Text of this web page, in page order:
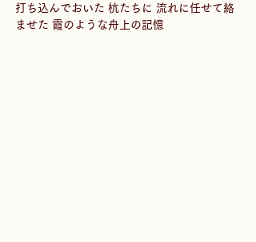
打ち込んでおいた 杭たちに 流れに任せて絡
ませた 霞のような舟上の記憶